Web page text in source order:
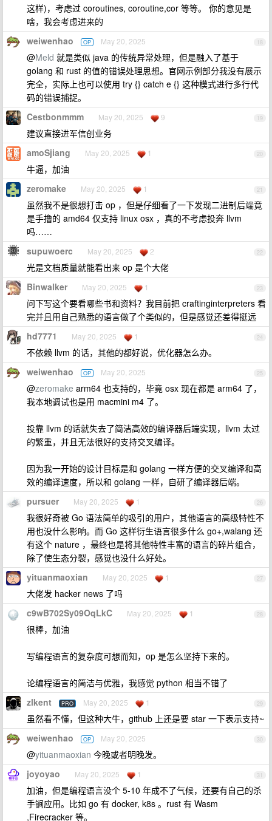
这样)，考虑过 coroutines, coroutine,cor 等等。 你的意见是
啥，我会考虑进来的
18
weiwenhao OP May 20, 2025
@Meld 就是类似 java 的传统异常处理，但是融入了基于
golang 和 rust 的值的错误处理思想。官网示例部分我没有展示
完全，实际上也可以使用 try {} catch e {} 这种模式进行多行代
码的错误捕捉。
19
Cestbonmmm May 20, 2025 9
建议直接进军信创业务
20
amoSjiang May 20, 2025 1
牛逼，加油
21
zeromake May 20, 2025 1
虽然我不是很想打击 op ，但是仔细看了一下发现二进制后端竟
是手撸的 amd64 仅支持 linux osx ，真的不考虑投奔 llvm
吗……
22
supuwoerc May 20, 2025 2
光是文档质量就能看出来 op 是个大佬
23
Binwalker May 20, 2025 1
问下写这个要看哪些书和资料？我目前把 craftinginterpreters 看
完并且用自己熟悉的语言做了个类似的，但是感觉还差得挺远
24
hd7771 May 20, 2025 1
不依赖 llvm 的话，其他的都好说，优化器怎么办。
25
weiwenhao OP May 20, 2025
@zeromake arm64 也支持的，毕竟 osx 现在都是 arm64 了，
我本地调试也是用 macmini m4 了。
投靠 llvm 的话就失去了简洁高效的编译器后端实现，llvm 太过
的繁重，并且无法很好的支持交叉编译。
因为我一开始的设计目标是和 golang 一样方便的交叉编译和高
效的编译速度，所以和 golang 一样，自研了编译器后端。
26
pursuer May 20, 2025 1
我很好奇被 Go 语法简单的吸引的用户，其他语言的高级特性不
用也没什么影响。而 Go 这样衍生语言很多什么 go+,walang 还
有这个 nature ，最终也是将其他特性丰富的语言的碎片组合，
除了使生态分裂，感觉也没什么好处。
27
yituanmaoxian May 20, 2025 1
大佬发 hacker news 了吗
28
c9wB702Sy09OqLkC May 20, 2025 1
很棒，加油
写编程语言的复杂度可想而知，op 是怎么坚持下来的。
论编程语言的简洁与优雅，我感觉 python 相当不错了
29
zlkent PRO May 20, 2025 1
虽然看不懂，但这种大牛，github 上还是要 star 一下表示支持~
30
weiwenhao OP May 20, 2025
@yituanmaoxian 今晚或者明晚发。
31
joyoyao May 20, 2025 1
加油，但是编程语言没个 5-10 年成不了气候，还要有自己的杀
手锏应用。比如 go 有 docker, k8s 。rust 有 Wasm
,Firecracker 等。